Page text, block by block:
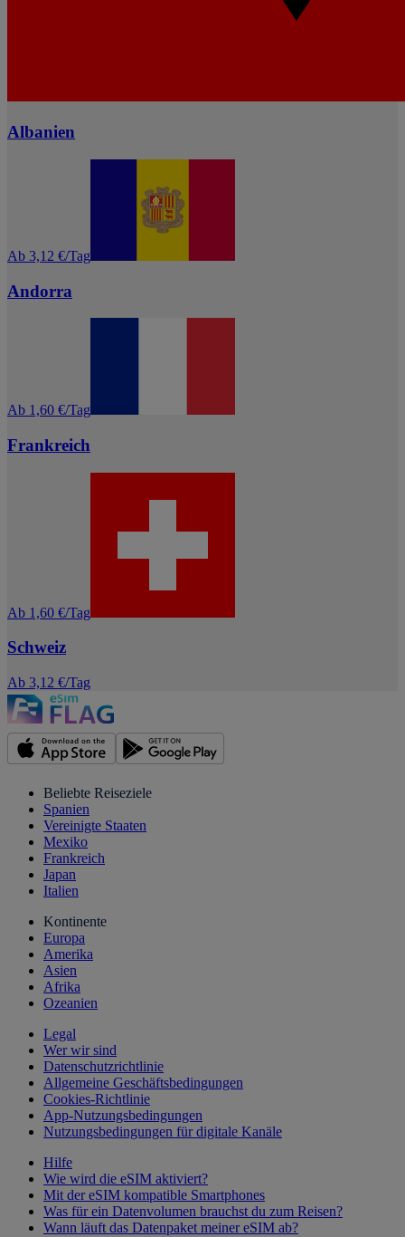
Albanien
Ab 3,12 €/Tag
Andorra
Ab 1,60 €/Tag
Frankreich
Ab 1,60 €/Tag
Schweiz
Ab 3,12 €/Tag
Beliebte Reiseziele
Spanien
Vereinigte Staaten
Mexiko
Frankreich
Japan
Italien
Kontinente
Europa
Amerika
Asien
Afrika
Ozeanien
Legal
Wer wir sind
Datenschutzrichtlinie
Allgemeine Geschäftsbedingungen
Cookies-Richtlinie
App-Nutzungsbedingungen
Nutzungsbedingungen für digitale Kanäle
Hilfe
Wie wird die eSIM aktiviert?
Mit der eSIM kompatible Smartphones
Was für ein Datenvolumen brauchst du zum Reisen?
Wann läuft das Datenpaket meiner eSIM ab?